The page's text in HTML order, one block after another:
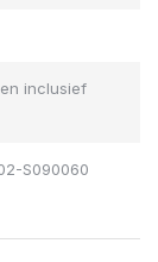
inclusief
S090060